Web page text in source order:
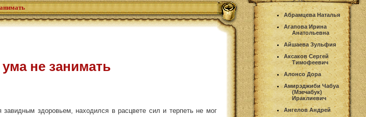
не занимать
завидным здоровьем, находился в расцвете сил и терпеть не мог
Абрамцева Наталья
Агапова Ирина
Анатольевна
Айшаева Зульфия
Аксаков Сергей
Тимофеевич
Алонсо Дора
Амирэджиби Чабуа
(Мзечабук)
Ираклиевич
Ангелов Андрей